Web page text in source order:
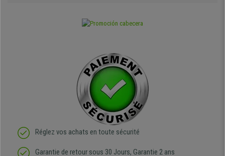
Réglez vos achats en toute sécurité
Garantie de retour sous 30 Jours, Garantie 2 ans